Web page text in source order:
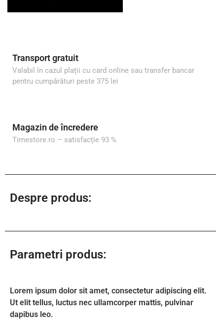
Transport gratuit
Valabil în cazul plații cu card online sau transfer bancar
pentru cumpărături peste 375 lei
Magazin de încredere
Timestore.ro – satisfacție 93 %
Despre produs:
Parametri produs:
Lorem ipsum dolor sit amet, consectetur adipiscing elit.
Ut elit tellus, luctus nec ullamcorper mattis, pulvinar
dapibus leo.